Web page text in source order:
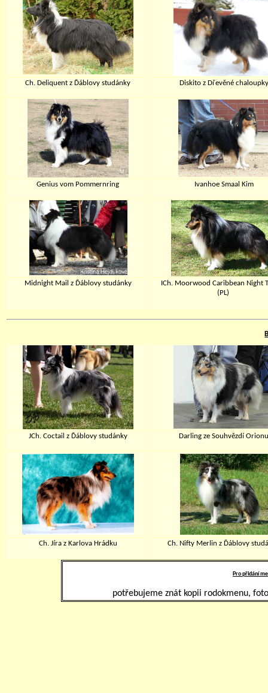
Ch. Deliquent z Ďáblovy studánky Diskito z Dřevěné chaloupky
Genius vom Pommernring Ivanhoe Smaal Kim
Midnight Mail z Ďáblovy studánky
ICh. Moorwood Caribbean Night
(PL)
JCh. Coctail z Ďáblovy studánky Darling ze Souhvězdí
Ch. Jíra z Karlova Hrádku Ch. Nifty Merlin z Ďáblovy
Pro přidání
potřebujeme znát kopii rodokmenu,